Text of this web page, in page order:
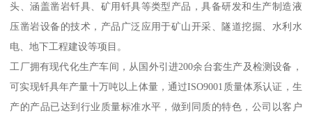
头、涵盖凿岩钎具、矿用钎具等类型产品，具备研发和生产制造液
压凿岩设备的技术，产品广泛应用于矿山开采、隧道挖掘、水利水
电、地下工程建设等项目。
工厂拥有现代化生产车间，从国外引进200余台套生产及检测设备，
可实现钎具年产量十万吨以上体量，通过ISO9001质量体系认证，生
产的产品已达到行业质量标准水平，做到同质的特色，公司以客户